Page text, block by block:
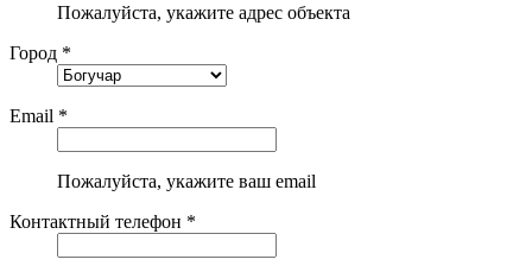
Пожалуйста, укажите адрес объекта
Город *
Email *
Пожалуйста, укажите ваш email
Контактный телефон *